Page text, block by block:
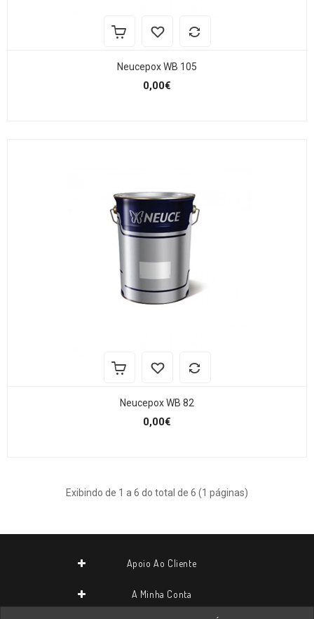
Neucepox WB 105
0,00€
Neucepox WB 82
0,00€
Exibindo de 1 a 6 do total de 6 (1 páginas)
Apoio Ao Cliente
A Minha Conta